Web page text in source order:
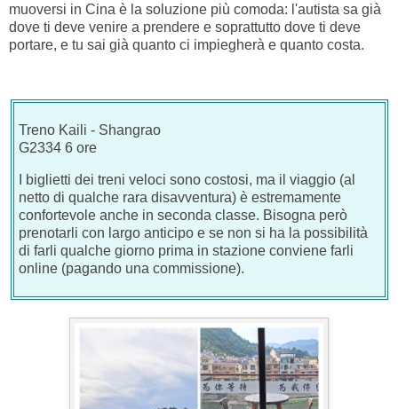
muoversi in Cina è la soluzione più comoda: l'autista sa già
dove ti deve venire a prendere e soprattutto dove ti deve
portare, e tu sai già quanto ci impiegherà e quanto costa.
Treno Kaili - Shangrao
G2334 6 ore
I biglietti dei treni veloci sono costosi, ma il viaggio (al
netto di qualche rara disavventura) è estremamente
confortevole anche in seconda classe. Bisogna però
prenotarli con largo anticipo e se non si ha la possibilità
di farli qualche giorno prima in stazione conviene farli
online (pagando una commissione).